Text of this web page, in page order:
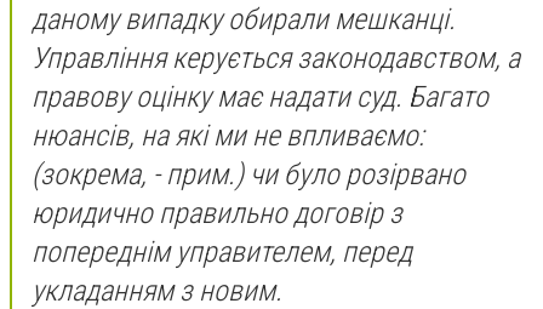
даному випадку обирали мешканці.
Управління керується законодавством, а
правову оцінку має надати суд. Багато
нюансів, на які ми не впливаємо:
(зокрема, - прим.) чи було розірвано
юридично правильно договір з
попереднім управителем, перед
укладанням з новим.